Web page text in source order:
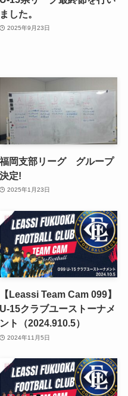
ました。
2025年9月23日
福岡支部リーグ グループ
決定!
2025年1月23日
【Leassi Team Cam 099】
U-15クラブユーストーナメ
ント（2024.910.5）
2024年11月5日